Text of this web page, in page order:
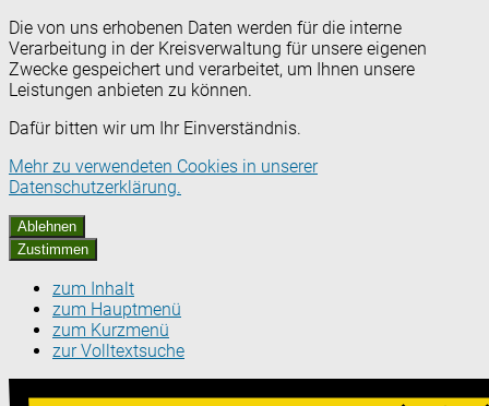
Die von uns erhobenen Daten werden für die interne
Verarbeitung in der Kreisverwaltung für unsere eigenen
Zwecke gespeichert und verarbeitet, um Ihnen unsere
Leistungen anbieten zu können.
Dafür bitten wir um Ihr Einverständnis.
Mehr zu verwendeten Cookies in unserer
Datenschutzerklärung.
Ablehnen
Zustimmen
zum Inhalt
zum Hauptmenü
zum Kurzmenü
zur Volltextsuche